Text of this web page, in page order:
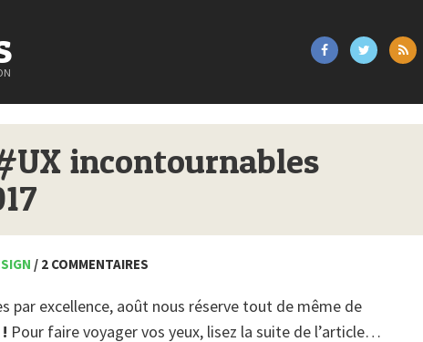
incontournables
/ 2 COMMENTAIRES
par excellence, août nous réserve tout de même de
Pour faire voyager vos yeux, lisez la suite de l’article…